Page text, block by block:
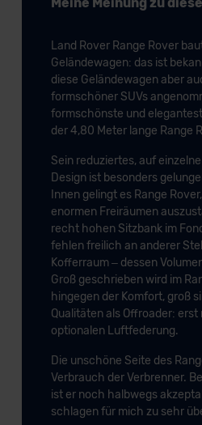
Land Rover Range Rover
Geländewagen: das ist
diese Geländewagen aber
formschöner SUVs
formschönste und
der 4,80 Meter lange Range
Sein reduziertes, auf
Design ist besonders
Innen gelingt es Range
enormen Freiräumen
recht hohen Sitzbank im
fehlen freilich an anderer
Kofferraum – dessen
Groß geschrieben wird im
hingegen der Komfort, groß
Qualitäten als Offroader:
optionalen Luftfederung.
Die unschöne Seite des
Verbrauch der Verbrenner.
ist er noch halbwegs
schlagen für mich zu sehr